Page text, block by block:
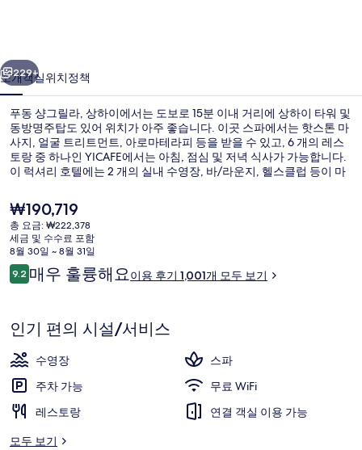
하
이
의
사
진
갤
러
리
다음
229+
소개객실위치정책
푸동 샹그릴라, 상하이에서는 도보로 15분 이내 거리에 상하이 타워 및
동방명주탑도 있어 위치가 아주 좋습니다. 이곳 스파에서는 핫스톤 마
사지, 얼굴 트리트먼트, 아로마테라피 등을 받을 수 있고, 6 개의 레스
토랑 중 하나인 YICAFE에서는 아침, 점심 및 저녁 식사가 가능합니다.
이 럭셔리 호텔에는 2 개의 실내 수영장, 바/라운지, 헬스클럽 등이 마
대단히 만족하셨어요. 루자쭈이 역에서 도보로 9분 거리에 있어 대중
교통편을 이용하기 편리합니다.
현
재
가
격
은
₩190,719
₩190,719
총 요금: ₩222,378
세금 및 수수료 포함
8월 30일 ~ 8월 31일
이
용
기
9.210점 만점 중 9.2점.
매우 훌륭해요이용 후기 1,001개 모두 보기
인기 편의 시설/서비스
수영장
스파
주차 가능
무료 WiFi
레스토랑
연결 객실 이용 가능
모두 보기